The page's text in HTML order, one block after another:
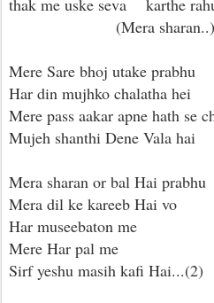
thak me uske seva karthe
(Mera sharan..)
Mere Sare bhoj utake prabhu
Har din mujhko chalatha hei
Mere pass aakar apne hath se
Mujeh shanthi Dene Vala hai
Mera sharan or bal Hai prabhu
Mera dil ke kareeb Hai vo
Har museebaton me
Mere Har pal me
Sirf yeshu masih kafi Hai...(2)